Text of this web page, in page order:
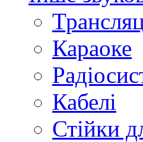
Караоке
Кабелі
Стійки